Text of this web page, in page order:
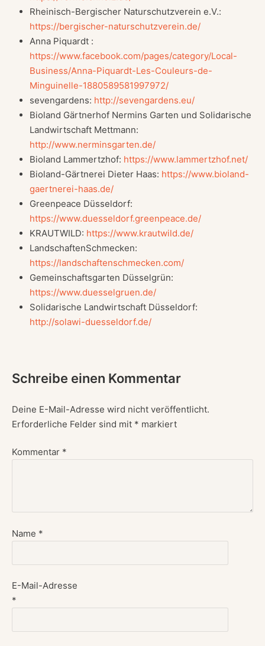
Rheinisch-Bergischer Naturschutzverein e.V.:
https://bergischer-naturschutzverein.de/
Anna Piquardt :
https://www.facebook.com/pages/category/Local-
Business/Anna-Piquardt-Les-Couleurs-de-
Minguinelle-1880589581997972/
sevengardens: http://sevengardens.eu/
Bioland Gärtnerhof Nermins Garten und Solidarische
Landwirtschaft Mettmann:
http://www.nerminsgarten.de/
Bioland Lammertzhof: https://www.lammertzhof.net/
Bioland-Gärtnerei Dieter Haas: https://www.bioland-
gaertnerei-haas.de/
Greenpeace Düsseldorf:
https://www.duesseldorf.greenpeace.de/
KRAUTWILD: https://www.krautwild.de/
LandschaftenSchmecken:
https://landschaftenschmecken.com/
Gemeinschaftsgarten Düsselgrün:
https://www.duesselgruen.de/
Solidarische Landwirtschaft Düsseldorf:
http://solawi-duesseldorf.de/
Schreibe einen Kommentar
Deine E-Mail-Adresse wird nicht veröffentlicht.
Erforderliche Felder sind mit * markiert
Kommentar *
Name *
E-Mail-Adresse
*